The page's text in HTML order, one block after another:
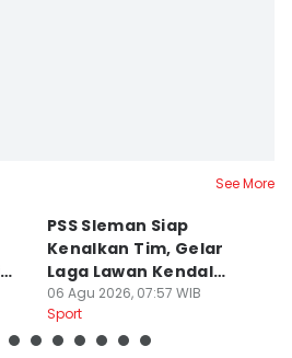
See More
PSS Sleman Siap
Kenalkan Tim, Gelar
Laga Lawan Kendal
Tornado FC
06 Agu 2026, 07:57 WIB
Sport